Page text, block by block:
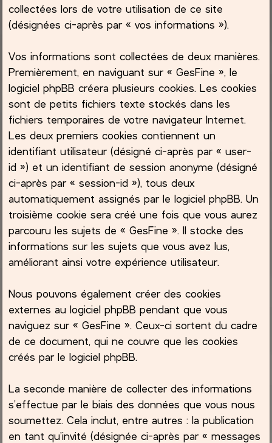
collectées lors de votre utilisation de ce site
(désignées ci-après par « vos informations »).
Vos informations sont collectées de deux manières.
Premièrement, en naviguant sur « GesFine », le
logiciel phpBB créera plusieurs cookies. Les cookies
sont de petits fichiers texte stockés dans les
fichiers temporaires de votre navigateur Internet.
Les deux premiers cookies contiennent un
identifiant utilisateur (désigné ci-après par « user-
id ») et un identifiant de session anonyme (désigné
ci-après par « session-id »), tous deux
automatiquement assignés par le logiciel phpBB. Un
troisième cookie sera créé une fois que vous aurez
parcouru les sujets de « GesFine ». Il stocke des
informations sur les sujets que vous avez lus,
améliorant ainsi votre expérience utilisateur.
Nous pouvons également créer des cookies
externes au logiciel phpBB pendant que vous
naviguez sur « GesFine ». Ceux-ci sortent du cadre
de ce document, qui ne couvre que les cookies
créés par le logiciel phpBB.
La seconde manière de collecter des informations
s’effectue par le biais des données que vous nous
soumettez. Cela inclut, entre autres : la publication
en tant qu’invité (désignée ci-après par « messages